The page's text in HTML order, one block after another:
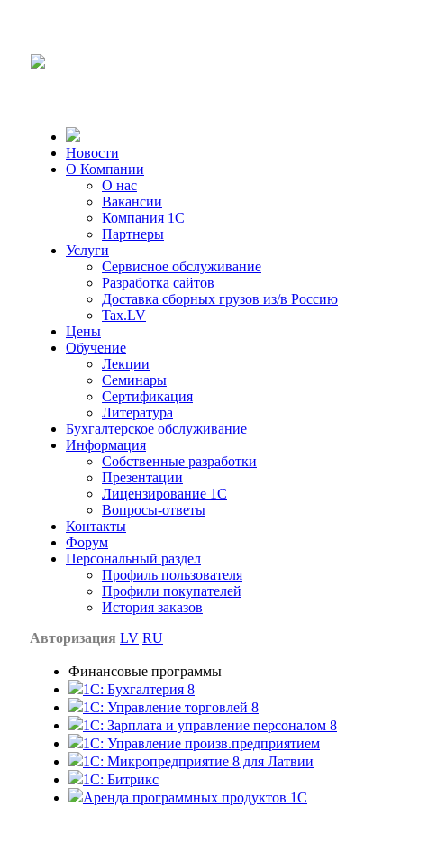
Новости
О Компании
О нас
Вакансии
Компания 1С
Партнеры
Услуги
Сервисное обслуживание
Разработка сайтов
Доставка сборных грузов из/в Россию
Tax.LV
Цены
Обучение
Лекции
Семинары
Сертификация
Литература
Бухгалтерское обслуживание
Информация
Собственные разработки
Презентации
Лицензирование 1С
Вопросы-ответы
Контакты
Форум
Персональный раздел
Профиль пользователя
Профили покупателей
История заказов
Авторизация LV RU
Финансовые программы
1С: Бухгалтерия 8
1C: Управление торговлей 8
1C: Зарплата и управление персоналом 8
1C: Управление произв.предприятием
1С: Микропредприятие 8 для Латвии
1C: Битрикс
Аренда программных продуктов 1С